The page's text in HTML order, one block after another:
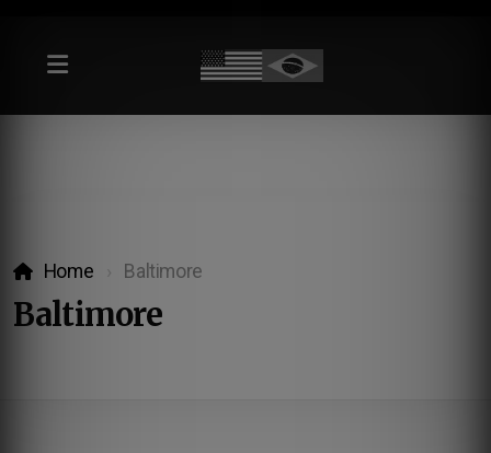
Home Baltimore
Baltimore